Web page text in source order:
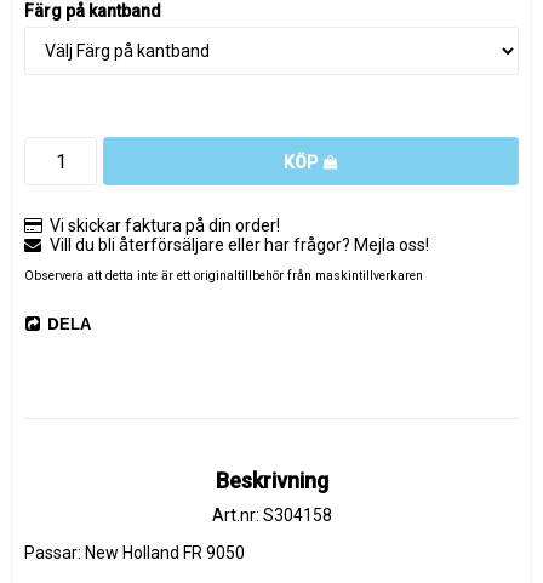
Färg på kantband
KÖP
Vi skickar faktura på din order!
Vill du bli återförsäljare eller har frågor? Mejla oss!
Observera att detta inte är ett originaltillbehör från maskintillverkaren
DELA
Beskrivning
Art.nr: S304158
Passar: New Holland FR 9050